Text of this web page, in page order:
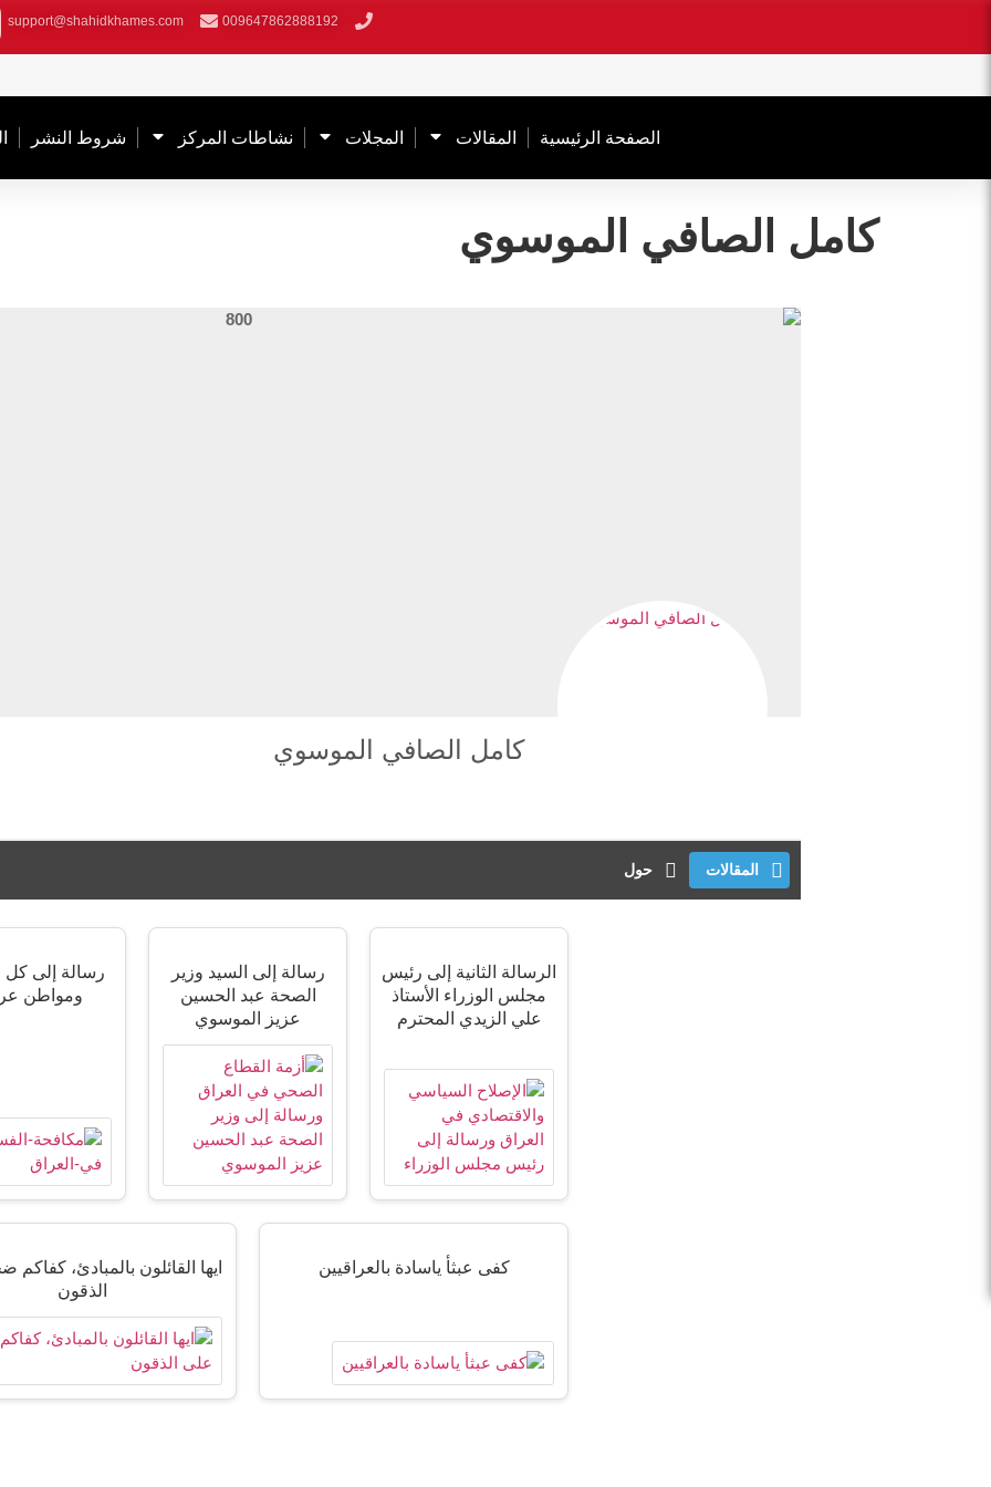
009647862888192
support@shahidkhames.com
الصفحة الرئیسیة المقالات المجلات نشاطات المركز شروط النشر
کامل الصافي الموسوي
کامل الصافي الموسوي
المقالات حول
الرسالة الثانية إلى رئيس
مجلس الوزراء الأستاذ
علي الزيدي المحترم
رسالة إلى السيد وزير
الصحة عبد الحسين
عزيز الموسوي
رسالة إلى
ومواطن
كفى عبثأ ياسادة بالعراقيين
ايها القائلون بالمبادئ،
الذقون